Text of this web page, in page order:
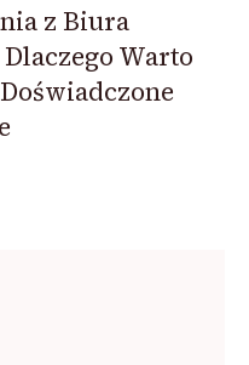
z Biura
Warto